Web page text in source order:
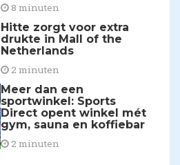
8 minuten
Hitte zorgt voor extra
drukte in Mall of the
Netherlands
2 minuten
Meer dan een
sportwinkel: Sports
Direct opent winkel mét
gym, sauna en koffiebar
2 minuten